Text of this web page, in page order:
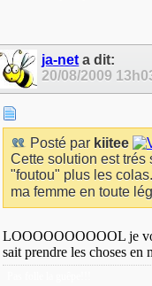
ja-net a dit:
20/08/2009
Posté par kiitee
Cette solution est
"foutou" plus les
ma femme en toute
LOOOOOOOOOOL je
sait prendre les choses en